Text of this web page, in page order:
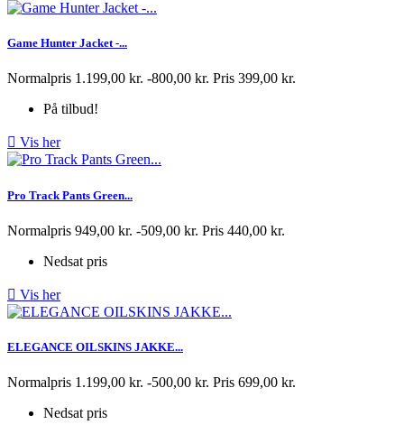
Game Hunter Jacket -...
Normalpris 1.199,00 kr. -800,00 kr. Pris 399,00 kr.
På tilbud!
 Vis her
Pro Track Pants Green...
Normalpris 949,00 kr. -509,00 kr. Pris 440,00 kr.
Nedsat pris
 Vis her
ELEGANCE OILSKINS JAKKE...
Normalpris 1.199,00 kr. -500,00 kr. Pris 699,00 kr.
Nedsat pris